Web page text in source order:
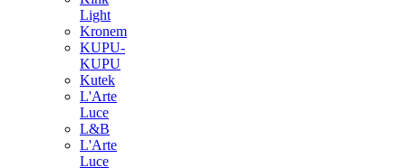
Light
Kronem
KUPU-
KUPU
Kutek
L'Arte
Luce
L&B
L'Arte
Luce